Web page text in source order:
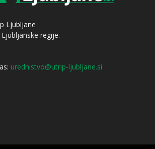
Ljubljane
regije.
urednistvo@utrip-ljubljane.si